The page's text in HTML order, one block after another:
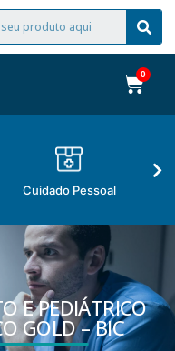
Cuidado Pessoal
E PEDIÁTRICO
GOLD – BIC